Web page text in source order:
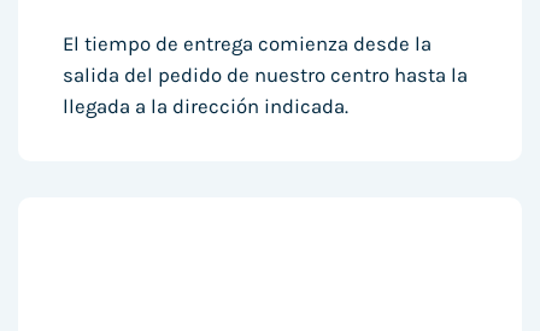
El tiempo de entrega comienza desde la
salida del pedido de nuestro centro hasta la
llegada a la dirección indicada.